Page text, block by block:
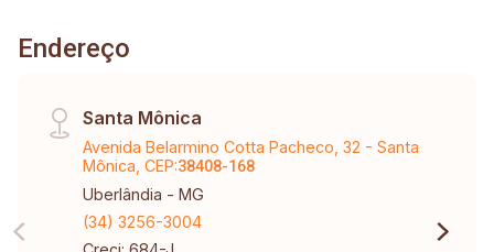
Endereço
Santa Mônica
Avenida Belarmino Cotta Pacheco, 32 - Santa
Mônica, CEP:38408-168
Uberlândia - MG
(34) 3256-3004